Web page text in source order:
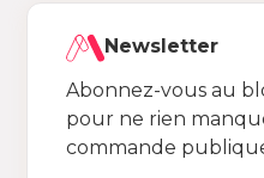
Newsletter
Abonnez-vous au
pour ne rien
commande